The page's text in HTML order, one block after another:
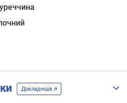
Докладніше